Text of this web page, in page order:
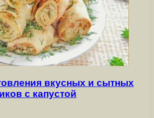
вкусных и сытных
с капустой